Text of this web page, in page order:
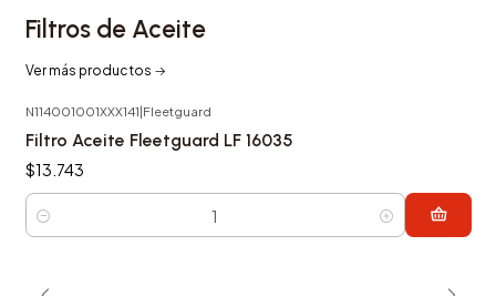
Filtros de Aceite
Ver más productos
N114001001XXX141|Fleetguard
Filtro Aceite Fleetguard LF 16035
$13.743
Cantidad